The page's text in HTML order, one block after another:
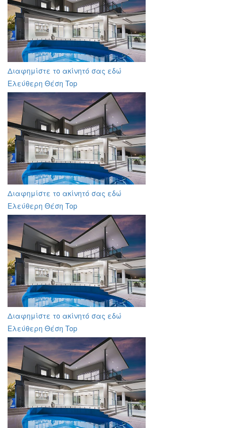
Διαφημίστε το ακίνητό σας εδώ
Ελεύθερη Θέση Top
Διαφημίστε το ακίνητό σας εδώ
Ελεύθερη Θέση Top
Διαφημίστε το ακίνητό σας εδώ
Ελεύθερη Θέση Top